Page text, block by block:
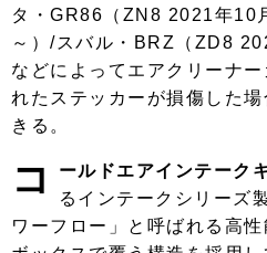
カーメーカー「旧車」関連プロジ
ェクト
イベント
イベント告知
タ・GR86（ZN8 2021年10
～）/スバル・BRZ（ZD8
などによってエアクリーナ
れたステッカーが損傷した
きる。
コ ールドエアインテーク
るインテークシリーズ
ワーフロー」と呼ばれる高